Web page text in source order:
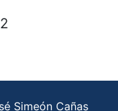
Simeón Cañas